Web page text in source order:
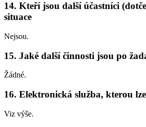
14. Kteří jsou další účastníci
situace
Nejsou.
15. Jaké další činnosti jsou po
Žádné.
16. Elektronická služba, kterou
Viz výše.